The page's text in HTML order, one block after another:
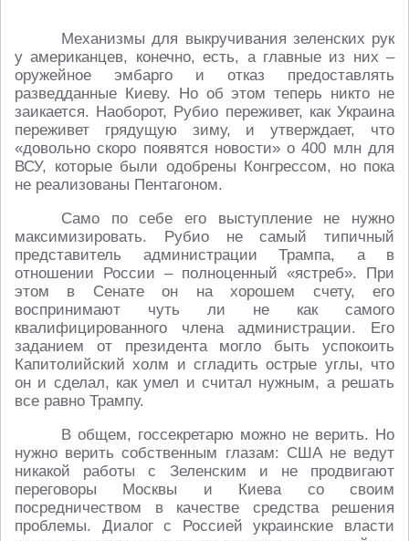
Механизмы для выкручивания зеленских рук
у американцев, конечно, есть, а главные из них –
оружейное эмбарго и отказ предоставлять
разведданные Киеву. Но об этом теперь никто не
заикается. Наоборот, Рубио переживет, как Украина
переживет грядущую зиму, и утверждает, что
«довольно скоро появятся новости» о 400 млн для
ВСУ, которые были одобрены Конгрессом, но пока
не реализованы Пентагоном.
Само по себе его выступление не нужно
максимизировать. Рубио не самый типичный
представитель администрации Трампа, а в
отношении России – полноценный «ястреб». При
этом в Сенате он на хорошем счету, его
воспринимают чуть ли не как самого
квалифицированного члена администрации. Его
заданием от президента могло быть успокоить
Капитолийский холм и сгладить острые углы, что
он и сделал, как умел и считал нужным, а решать
все равно Трампу.
В общем, госсекретарю можно не верить. Но
нужно верить собственным глазам: США не ведут
никакой работы с Зеленским и не продвигают
переговоры Москвы и Киева со своим
посредничеством в качестве средства решения
проблемы. Диалог с Россией украинские власти